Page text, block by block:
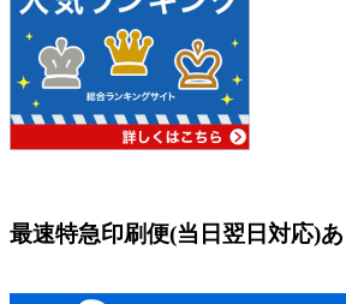
最速特急印刷便(当日翌日対応)あ